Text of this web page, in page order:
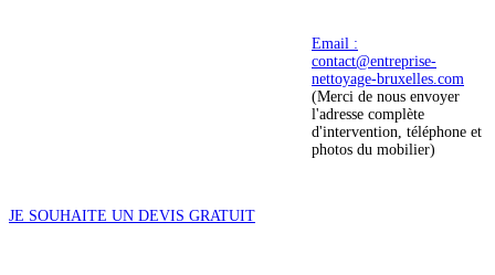
Email :
contact@entreprise-
nettoyage-bruxelles.com
(Merci de nous envoyer
l'adresse complète
d'intervention, téléphone et
photos du mobilier)
JE SOUHAITE UN DEVIS GRATUIT